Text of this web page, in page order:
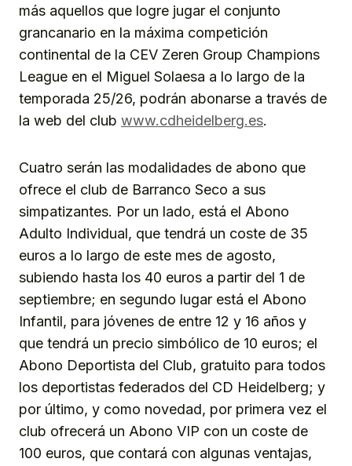
más aquellos que logre jugar el conjunto
grancanario en la máxima competición
continental de la CEV Zeren Group Champions
League en el Miguel Solaesa a lo largo de la
temporada 25/26, podrán abonarse a través de
la web del club www.cdheidelberg.es.
Cuatro serán las modalidades de abono que
ofrece el club de Barranco Seco a sus
simpatizantes. Por un lado, está el Abono
Adulto Individual, que tendrá un coste de 35
euros a lo largo de este mes de agosto,
subiendo hasta los 40 euros a partir del 1 de
septiembre; en segundo lugar está el Abono
Infantil, para jóvenes de entre 12 y 16 años y
que tendrá un precio simbólico de 10 euros; el
Abono Deportista del Club, gratuito para todos
los deportistas federados del CD Heidelberg; y
por último, y como novedad, por primera vez el
club ofrecerá un Abono VIP con un coste de
100 euros, que contará con algunas ventajas,